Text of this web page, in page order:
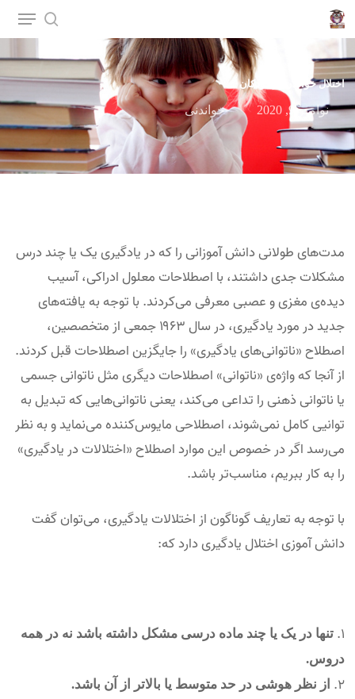
اختلال خواندن در کودکان
نوامبر 9, 2020 خواندنی
مدت‌های طولانی دانش آموزانی را که در یادگیری یک یا چند درس
مشکلات جدی داشتند، با اصطلاحات معلول ادراکی، آسیب
دیده‌ی مغزی و عصبی معرفی می‌کردند. با توجه به یافته‌های
جدید در مورد یادگیری، در سال ۱۹۶۳ جمعی از متخصصین،
اصطلاح «ناتوانی‌های یادگیری» را جایگزین اصطلاحات قبل کردند.
از آنجا که واژه‌ی «ناتوانی» اصطلاحات دیگری مثل ناتوانی جسمی
یا ناتوانی ذهنی را تداعی می‌کند، یعنی ناتوانی‌هایی که تبدیل به
توانیی کامل نمی‌شوند، اصطلاحی مایوس‌کننده می‌نماید و به نظر
می‌رسد اگر در خصوص این موارد اصطلاح «اختلالات در یادگیری»
را به کار ببریم، مناسب‌تر باشد.
با توجه به تعاریف گوناگون از اختلالات یادگیری، می‌توان گفت
دانش آموزی اختلال یادگیری دارد که:
تنها در یک یا چند ماده درسی مشکل داشته باشد نه در همه
دروس.
از نظر هوشی در حد متوسط یا بالاتر از آن باشد.